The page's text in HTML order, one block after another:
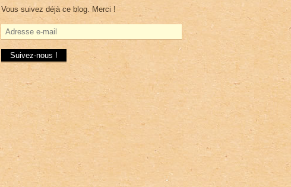
Vous suivez déjà ce blog. Merci !
A
d
r
e
i
l